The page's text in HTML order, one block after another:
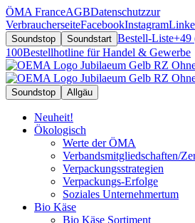
ÖMA FranceAGBDatenschutzzur
VerbraucherseiteFacebookInstagram
Soundstop Soundstart Bestell-Liste+49
100Bestellhotline für Handel & Gewerbe
Soundstop Allgäu
Neuheit!
Ökologisch
Werte der ÖMA
Verbandsmitgliedschaften/
Verpackungsstrategien
Verpackungs-Erfolge
Soziales Unternehmertum
Bio Käse
Bio Käse Sortiment